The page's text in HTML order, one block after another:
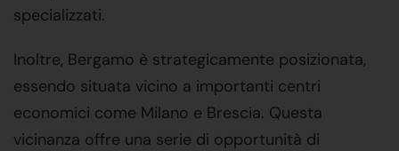
specializzati.
Inoltre, Bergamo è strategicamente posizionata,
essendo situata vicino a importanti centri
economici come Milano e Brescia. Questa
vicinanza offre una serie di opportunità di